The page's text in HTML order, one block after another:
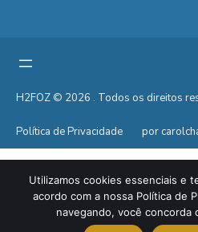
H2FOZ © 2026 . Todos os direitos
Política de Privacidade por
Utilizamos cookies essenciais e
acordo com a nossa Política de
navegando, você concorda